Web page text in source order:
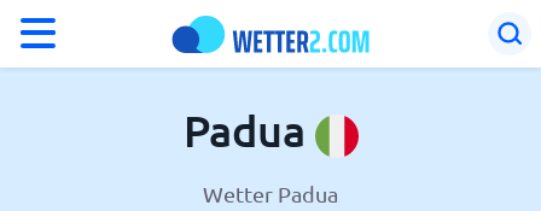
Padua
Wetter Padua